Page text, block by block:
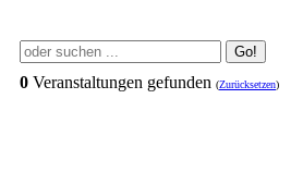
Go!
0 Veranstaltungen gefunden (Zurücksetzen)